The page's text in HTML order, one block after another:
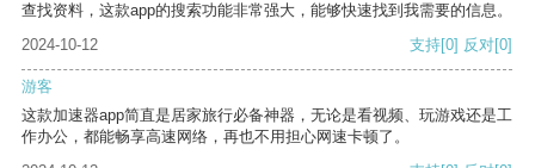
查找资料，这款app的搜索功能非常强大，能够快速找到我需要的信息。
2024-10-12
支持[0] 反对[0]
游客
这款加速器app简直是居家旅行必备神器，无论是看视频、玩游戏还是工
作办公，都能畅享高速网络，再也不用担心网速卡顿了。